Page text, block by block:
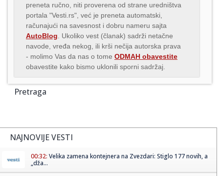
preneta ručno, niti proverena od strane uredništva
portala "Vesti.rs", već je preneta automatski,
računajući na savesnost i dobru nameru sajta
AutoBlog . Ukoliko vest (članak) sadrži netačne
navode, vređa nekog, ili krši nečija autorska prava
- molimo Vas da nas o tome ODMAH obavestite
obavestite kako bismo uklonili sporni sadržaj.
Pretraga
NAJNOVIJE VESTI
00:32: Velika zamena kontejnera na Zvezdari: Stiglo 177 novih, a
„dža...